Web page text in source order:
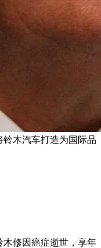
木汽车打造为国际品
木修因癌症逝世，享年